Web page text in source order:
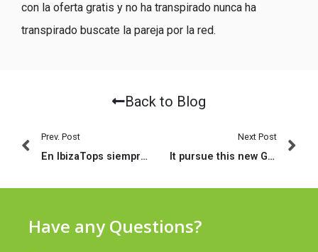
con la oferta gratis y no ha transpirado nunca ha
transpirado buscate la pareja por la red.
Back to Blog
Prev. Post
En IbizaTops siempre os haremos un coste particular si venis acompanadas sobre vuestras amigas
Next Post
It pursue this new Grindr-particularly software one allows you to search because of a never-finish grid off gay users of regional users
Have any Questions?